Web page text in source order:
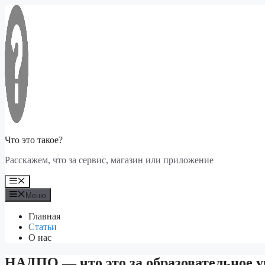
Перейти
к
содержимому
Что это такое?
Расскажем, что за сервис, магазин или приложение
Меню
Меню
Главная
Статьи
О нас